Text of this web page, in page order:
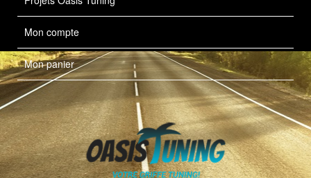
Mon compte
Mon panier